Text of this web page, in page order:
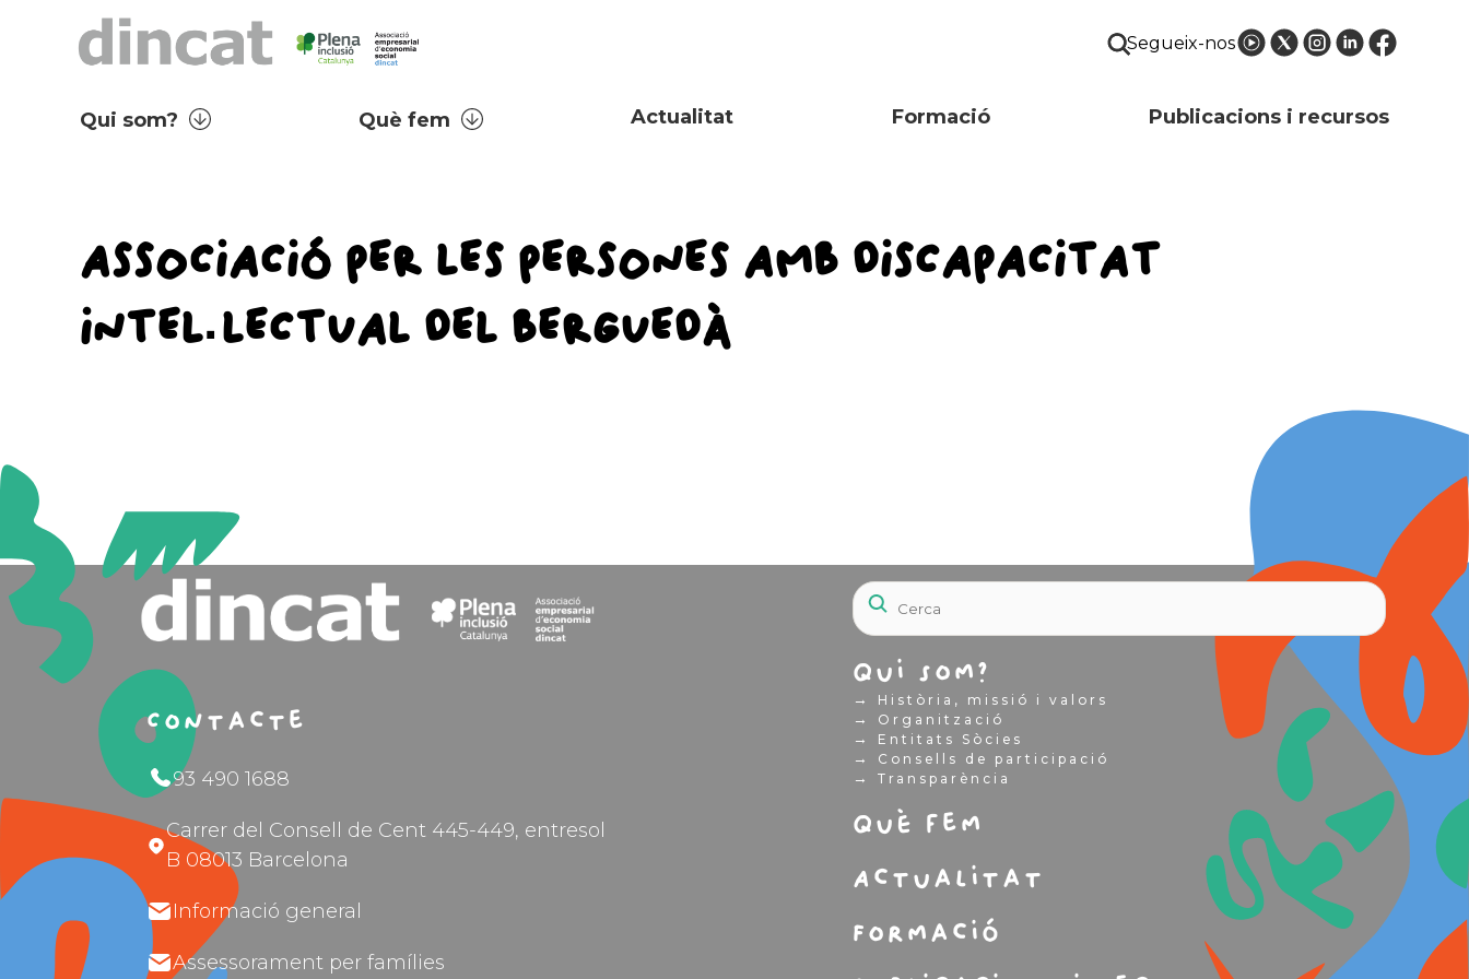
Segueix-nos
Qui som? Què fem Actualitat Formació Publicacions i recursos
ASSOCIACIÓ PER LES PERSONES AMB DISCAPACITAT
INTEL·LECTUAL DEL BERGUEDÀ
Contacte
93 490 1688
Carrer del Consell de Cent 445-449, entresol
B 08013 Barcelona
Informació general
Assessorament per famílies
Qui som?
→ Història, missió i valors
→ Organització
→ Entitats Sòcies
→ Consells de participació
→ Transparència
Què fem
Actualitat
Formació